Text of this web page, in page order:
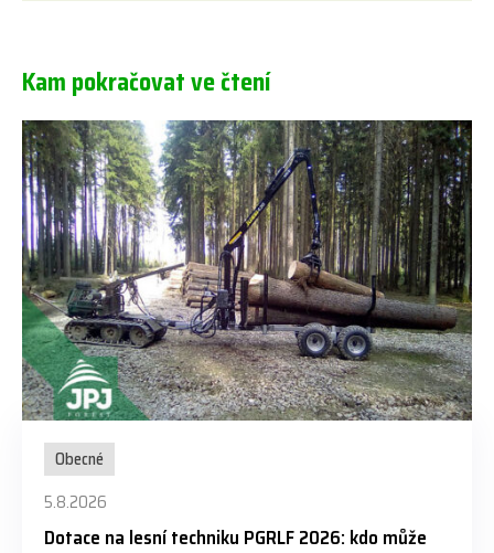
Kam pokračovat ve čtení
Obecné
5.8.2026
Dotace na lesní techniku PGRLF 2026: kdo může